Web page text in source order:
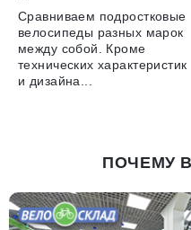
Сравниваем подростковые
велосипеды разных марок
между собой. Кроме
технических характеристик
и дизайна...
ПОЧЕМУ